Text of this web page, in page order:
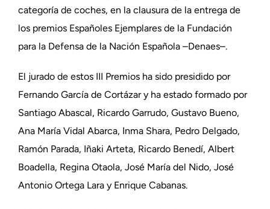
categoría de coches, en la clausura de la entrega de
los premios Españoles Ejemplares de la Fundación
para la Defensa de la Nación Española –Denaes–.
El jurado de estos III Premios ha sido presidido por
Fernando García de Cortázar y ha estado formado por
Santiago Abascal, Ricardo Garrudo, Gustavo Bueno,
Ana María Vidal Abarca, Inma Shara, Pedro Delgado,
Ramón Parada, Iñaki Arteta, Ricardo Benedí, Albert
Boadella, Regina Otaola, José María del Nido, José
Antonio Ortega Lara y Enrique Cabanas.